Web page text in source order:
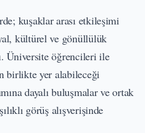
kuşaklar arası etkileşimi
kültürel ve gönüllülük
Üniversite öğrencileri ile
birlikte yer alabileceği
dayalı buluşmalar ve ortak
görüş alışverişinde